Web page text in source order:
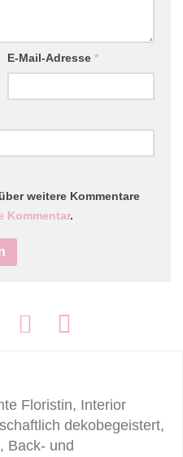
E-Mail-Adresse *
weitere Kommentare
Kommentar.
Floristin, Interior
dekobegeistert,
Back- und